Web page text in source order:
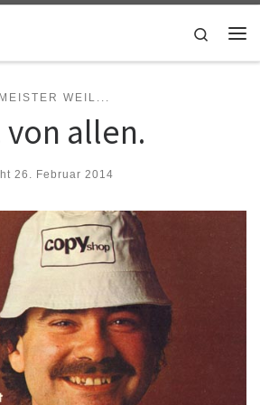
Search
WEIL...
von allen.
26. Februar 2014